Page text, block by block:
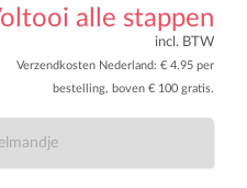
alle stappen
incl. BTW
Verzendkosten Nederland: € 4.95 per
bestelling, boven € 100 gratis.